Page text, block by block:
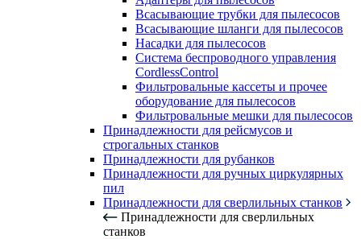
Всасывающие трубки для пылесосов
Всасывающие шланги для пылесосов
Насадки для пылесосов
Система беспроводного управления
CordlessControl
Фильтровальные кассеты и прочее
оборудование для пылесосов
Фильтровальные мешки для пылесосов
Принадлежности для рейсмусов и
строгальных станков
Принадлежности для рубанков
Принадлежности для ручных циркулярных
пил
Принадлежности для сверлильных станков
Принадлежности для сверлильных
станков